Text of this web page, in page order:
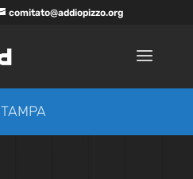
comitato@addiopizzo.org